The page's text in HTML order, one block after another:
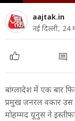
aajtak.in
नई दिल्ली, 24
बांग्लादेश में एक बार
प्रमुख जनरल वकार
मोहम्मद यूनुस ने